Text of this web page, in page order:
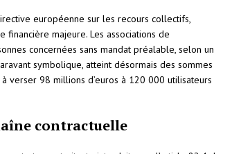
européenne sur les recours collectifs,
majeure. Les associations de
concernées sans mandat préalable, selon un
symbolique, atteint désormais des sommes
verser 98 millions d’euros à 120 000 utilisateurs
contractuelle